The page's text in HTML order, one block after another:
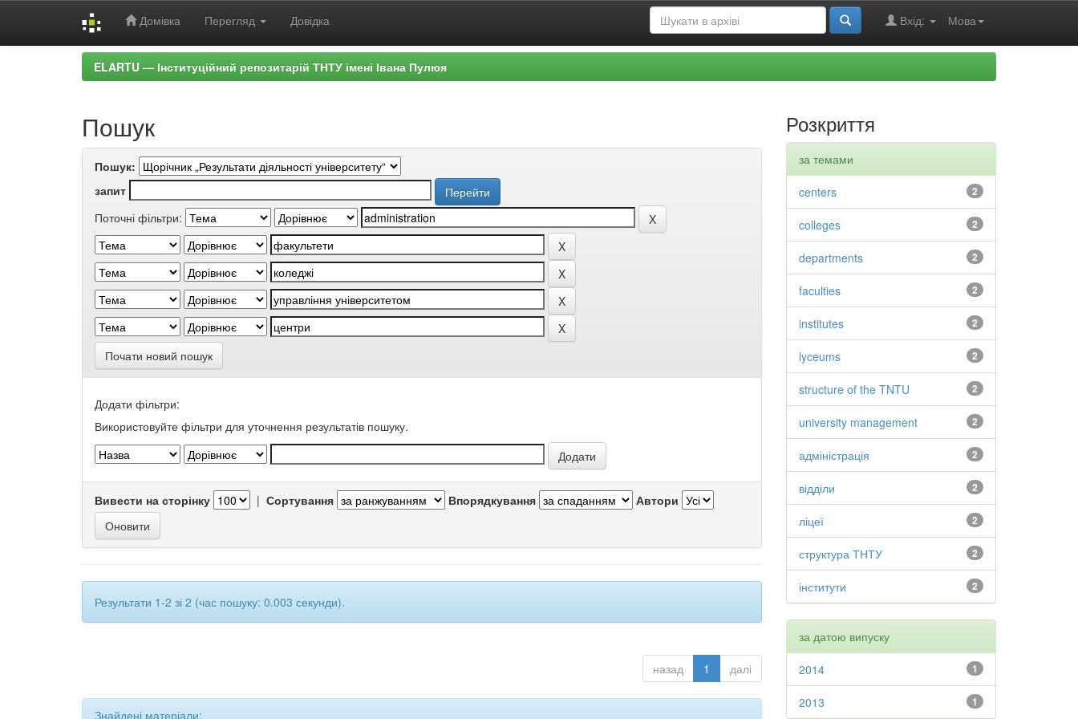
Домівка Перегляд Довідка Мова
Вхід:
ELARTU — Інституційний репозитарій ТНТУ імені Івана Пулюя
Пошук
Пошук:
запит
Поточні фільтри:
Почати новий пошук
Додати фільтри:
Використовуйте фільтри для уточнення результатів пошуку.
Вивести на сторінку | Сортування Впорядкування Автори
Результати 1-2 зі 2 (час пошуку: 0.003 секунди).
назад 1 далі
Знайдені матеріали:
Розкриття
за темами
2
centers
2
colleges
2
departments
2
faculties
2
institutes
2
lyceums
2
structure of the TNTU
2
university management
2
адміністрація
2
відділи
2
ліцеї
2
структура ТНТУ
2
інститути
за датою випуску
1
2014
1
2013